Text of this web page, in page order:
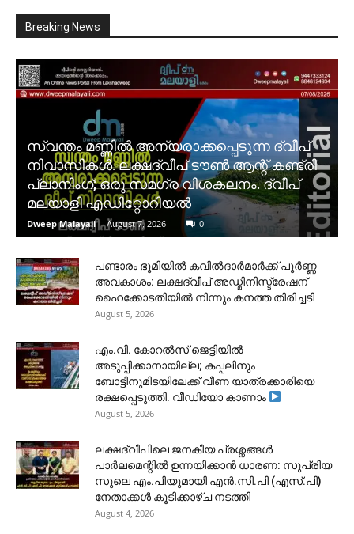
Breaking News
സ്വന്തം മണ്ണിൽ അന്യരാക്കപ്പെടുന്ന ദ്വീപ്
നിവാസികൾ. ലക്ഷദ്വീപ് ടൗൺ ആന്റ് കണ്ട്രി
പ്ലാനിംഗ്; ഒരു സമഗ്ര വിശകലനം. ദ്വീപ്
മലയാളി എഡിറ്റോറിയൽ
Dweep Malayali - August 7, 2026 0
പണ്ടാരം ഭൂമിയിൽ കവിൽദാർമാർക്ക് പൂർണ്ണ
അവകാശം: ലക്ഷദ്വീപ് അഡ്മിനിസ്ട്രേഷന്
ഹൈക്കോടതിയിൽ നിന്നും കനത്ത തിരിച്ചടി
August 5, 2026
​എം.വി. കോറൽസ് ജെട്ടിയിൽ
അടുപ്പിക്കാനായില്ല; കപ്പലിനും
ബോട്ടിനുമിടയിലേക്ക് വീണ യാത്രക്കാരിയെ
രക്ഷപ്പെടുത്തി. വീഡിയോ കാണാം
August 5, 2026
ലക്ഷദ്വീപിലെ ജനകീയ പ്രശ്നങ്ങൾ
പാർലമെന്റിൽ ഉന്നയിക്കാൻ ധാരണ: സുപ്രിയ
സുലെ എം.പിയുമായി എൻ.സി.പി (എസ്.പി)
നേതാക്കൾ കൂടിക്കാഴ്ച നടത്തി
August 4, 2026